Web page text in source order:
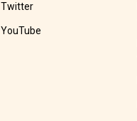
Twitter
YouTube